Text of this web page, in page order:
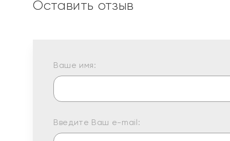
Оставить отзыв
Ваше имя:
Введите Ваш e-mail: